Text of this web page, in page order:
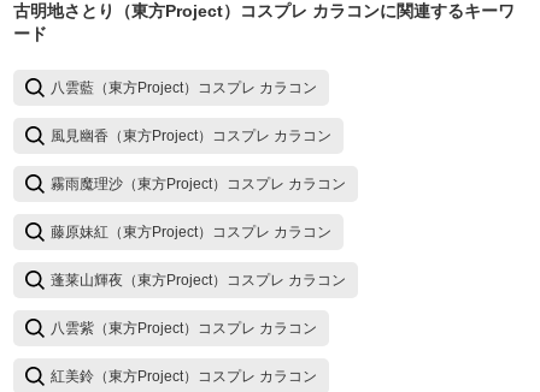
古明地さとり（東方Project）コスプレ カラコンに関連するキーワ
ード
八雲藍（東方Project）コスプレ カラコン
風見幽香（東方Project）コスプレ カラコン
霧雨魔理沙（東方Project）コスプレ カラコン
藤原妹紅（東方Project）コスプレ カラコン
蓬莱山輝夜（東方Project）コスプレ カラコン
八雲紫（東方Project）コスプレ カラコン
紅美鈴（東方Project）コスプレ カラコン